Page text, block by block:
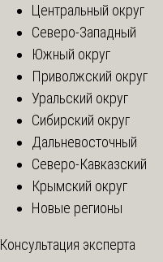
Центральный округ
Северо-Западный
Южный округ
Приволжский округ
Уральский округ
Сибирский округ
Дальневосточный
Северо-Кавказский
Крымский округ
Новые регионы
Консультация эксперта